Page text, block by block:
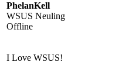
PhelanKell
WSUS Neuling
Offline
I Love WSUS!